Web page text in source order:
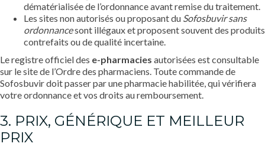
dématérialisée de l’ordonnance avant remise du traitement.
Les sites non autorisés ou proposant du Sofosbuvir sans
ordonnancesont illégaux et proposent souvent des produits
contrefaits ou de qualité incertaine.
Le registre officiel des e-pharmacies autorisées est consultable
sur le site de l’Ordre des pharmaciens. Toute commande de
Sofosbuvir doit passer par une pharmacie habilitée, qui vérifiera
votre ordonnance et vos droits au remboursement.
3. PRIX, GÉNÉRIQUE ET MEILLEUR
PRIX